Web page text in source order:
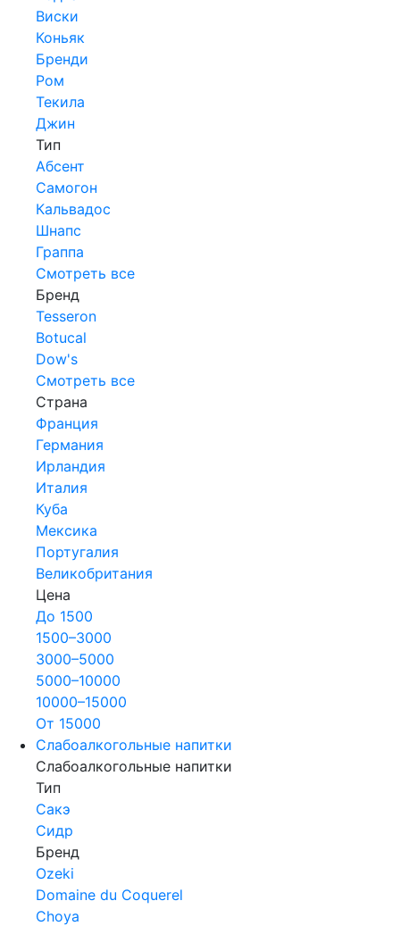
Виски
Коньяк
Бренди
Ром
Текила
Джин
Тип
Абсент
Самогон
Кальвадос
Шнапс
Граппа
Смотреть все
Бренд
Tesseron
Botucal
Dow's
Смотреть все
Страна
Франция
Германия
Ирландия
Италия
Куба
Мексика
Португалия
Великобритания
Цена
До 1500
1500–3000
3000–5000
5000–10000
10000–15000
От 15000
Слабоалкогольные напитки
Слабоалкогольные напитки
Тип
Сакэ
Сидр
Бренд
Ozeki
Domaine du Coquerel
Choya